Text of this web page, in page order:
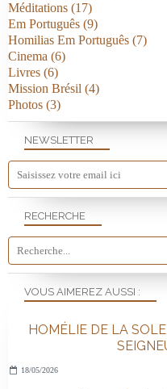
NEWSLETTER
RECHERCHE
VOUS AIMEREZ AUSSI :
HOMÉLIE DE LA
18/05/2026
Méditations (17)
Em Português (9)
Homilias Em Português (7)
Cinema (6)
Livres (6)
Mission Brésil (4)
Photos (3)